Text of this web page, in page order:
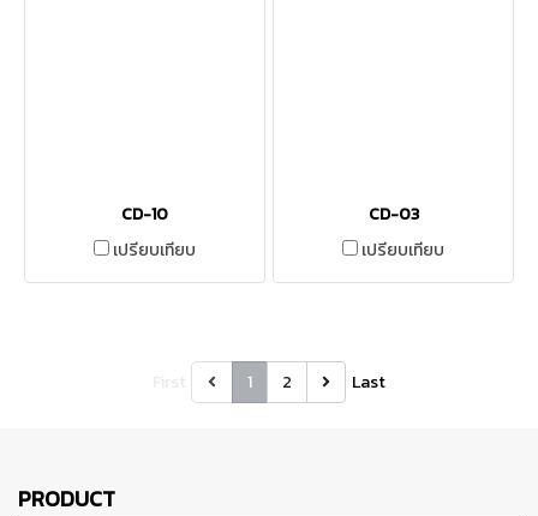
CD-10
เปรียบเทียบ
CD-03
เปรียบเทียบ
1 2 Last
PRODUCT